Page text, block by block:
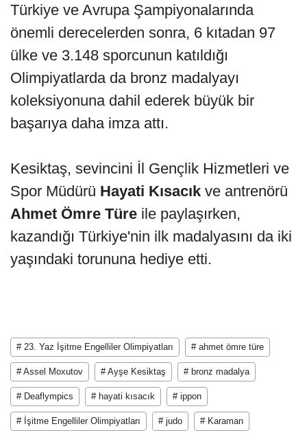
Türkiye ve Avrupa Şampiyonalarında
önemli derecelerden sonra, 6 kıtadan 97
ülke ve 3.148 sporcunun katıldığı
Olimpiyatlarda da bronz madalyayı
koleksiyonuna dahil ederek büyük bir
başarıya daha imza attı.
Kesiktaş, sevincini İl Gençlik Hizmetleri ve
Spor Müdürü Hayati Kısacık ve antrenörü
Ahmet Ömre Türe ile paylaşırken,
kazandığı Türkiye'nin ilk madalyasını da iki
yaşındaki torununa hediye etti.
# 23. Yaz İşitme Engelliler Olimpiyatları # ahmet ömre türe
# Assel Moxutov # Ayşe Kesiktaş # bronz madalya
# Deaflympics # hayati kısacık # ippon
# İşitme Engelliler Olimpiyatları # judo # Karaman